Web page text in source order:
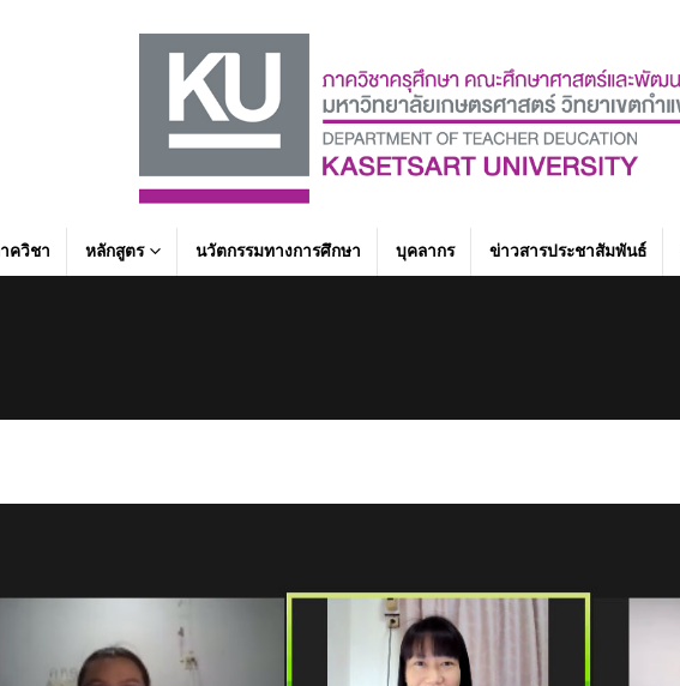
ควิชา หลักสูตร นวัตกรรมทางการศึกษา บุคลากร ข่าวสารประชาสัมพันธ์